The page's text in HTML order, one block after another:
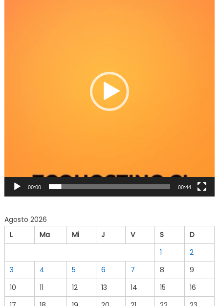
00:00 00:44
Agosto 2026
L
Ma Mi J V S
D
1
2
3
4 5 6 7 8
9
10
11 12 13 14 15
16